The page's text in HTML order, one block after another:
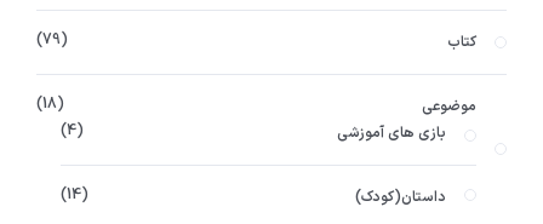
کتاب 79
موضوعی
18
بازی های آموزشی
4
داستان(کودک) 14